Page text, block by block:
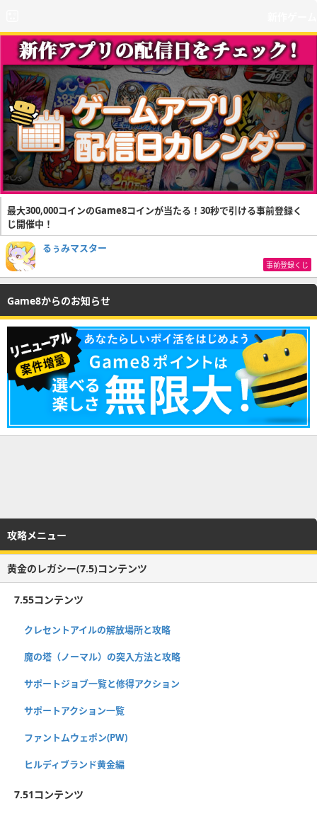
最大300,000コインのGame8コインが当たる！30秒で引ける事前登録く
じ開催中！
るぅみマスター
事前登録くじ
Game8からのお知らせ
攻略メニュー
黄金のレガシー(7.5)コンテンツ
7.55コンテンツ
クレセントアイルの解放場所と攻略
魔の塔（ノーマル）の突入方法と攻略
サポートジョブ一覧と修得アクション
サポートアクション一覧
ファントムウェポン(PW)
ヒルディブランド黄金編
7.51コンテンツ